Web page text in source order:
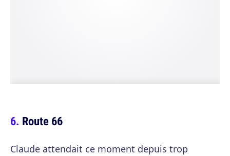
Route 66
Claude attendait ce moment depuis trop